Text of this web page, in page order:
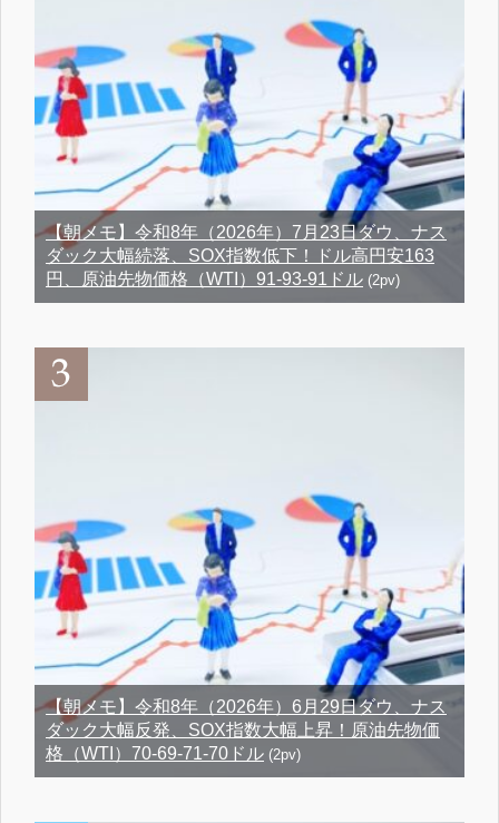
【朝メモ】令和8年（2026年）7月23日ダウ、ナス
ダック大幅続落、SOX指数低下！ドル高円安163
円、原油先物価格（WTI）91-93-91ドル (2pv)
【朝メモ】令和8年（2026年）6月29日ダウ、ナス
ダック大幅反発、SOX指数大幅上昇！原油先物価
格（WTI）70-69-71-70ドル (2pv)